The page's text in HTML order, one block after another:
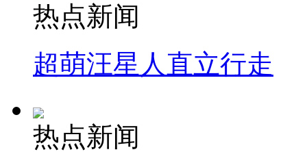
热点新闻
超萌汪星人直立行走
热点新闻